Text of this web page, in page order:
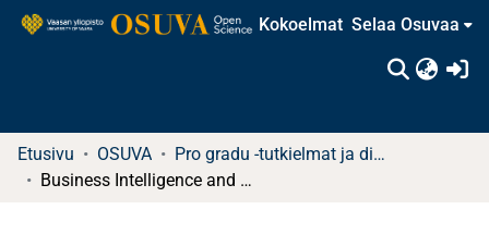
Kokoelmat Selaa Osuvaa
Etusivu OSUVA
Pro gradu -tutkielmat ja diplomityöt
Business Intelligence and Developing Management Reporting : Action research in a case organization